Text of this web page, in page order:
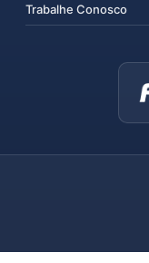
Trabalhe Conosco